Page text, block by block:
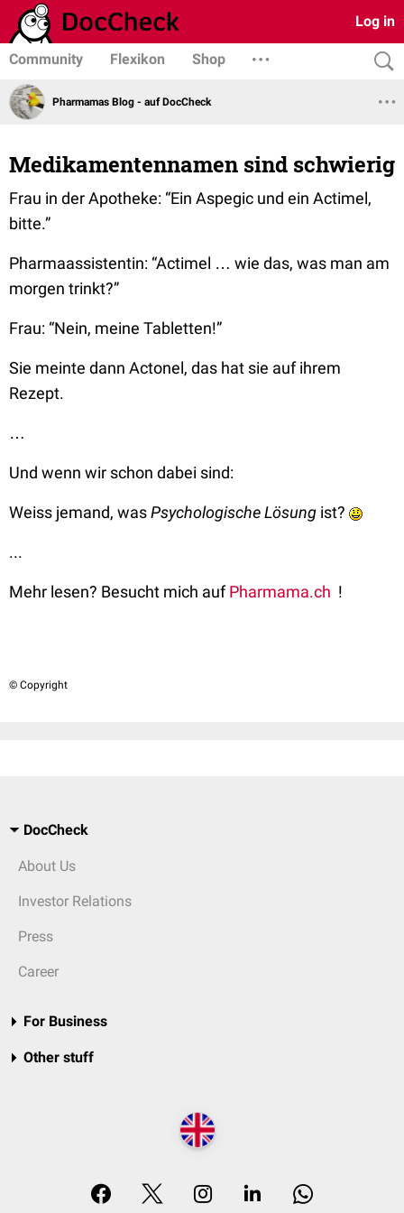
Log in
Community Flexikon Shop
Pharmamas Blog - auf DocCheck
Medikamentennamen sind schwierig
Frau in der Apotheke: “Ein Aspegic und ein Actimel,
bitte.”
Pharmaassistentin: “Actimel … wie das, was man am
morgen trinkt?”
Frau: “Nein, meine Tabletten!”
Sie meinte dann Actonel, das hat sie auf ihrem
Rezept.
…
Und wenn wir schon dabei sind:
Weiss jemand, wasPsychologische Lösung ist?
...
Mehr lesen? Besucht mich aufPharmama.ch !
© Copyright
DocCheck
About Us
Investor Relations
Press
Career
For Business
Other stuff